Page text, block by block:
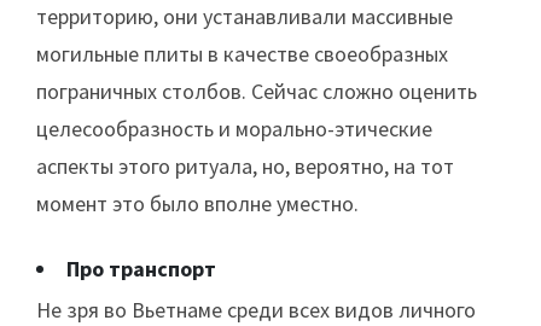
территорию, они устанавливали массивные
могильные плиты в качестве своеобразных
пограничных столбов. Сейчас сложно оценить
целесообразность и морально-этические
аспекты этого ритуала, но, вероятно, на тот
момент это было вполне уместно.
Про транспорт
Не зря во Вьетнаме среди всех видов личного